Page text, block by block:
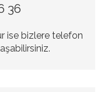
36
ise bizlere telefon